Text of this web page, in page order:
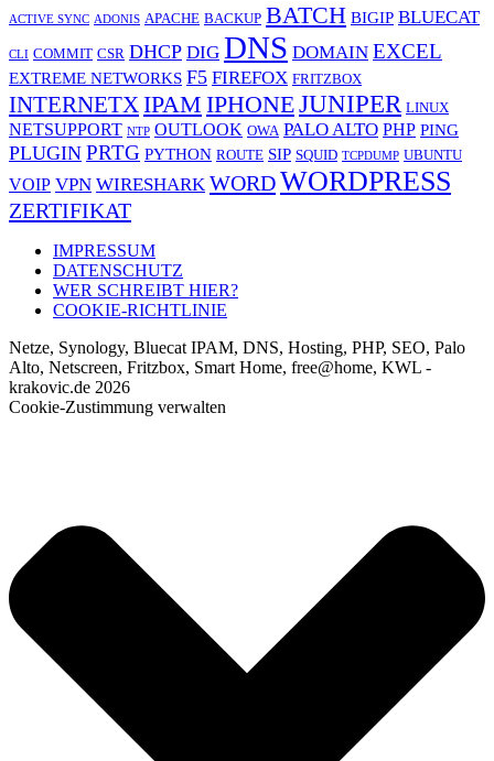
ACTIVE SYNC ADONIS APACHE BACKUP BATCH BIGIP BLUECAT
CLI COMMIT CSR DHCP DIG DNS DOMAIN EXCEL
EXTREME NETWORKS F5 FIREFOX FRITZBOX
INTERNETXIPAM IPHONEJUNIPER LINUX
NETSUPPORT NTP OUTLOOK OWA PALO ALTO PHP PING
PLUGIN PRTG PYTHON ROUTE SIP SQUID TCPDUMP UBUNTU
VOIP VPN WIRESHARK WORDWORDPRESS
ZERTIFIKAT
IMPRESSUM
DATENSCHUTZ
WER SCHREIBT HIER?
COOKIE-RICHTLINIE
Netze, Synology, Bluecat IPAM, DNS, Hosting, PHP, SEO, Palo
Alto, Netscreen, Fritzbox, Smart Home, free@home, KWL -
krakovic.de 2026
Cookie-Zustimmung verwalten